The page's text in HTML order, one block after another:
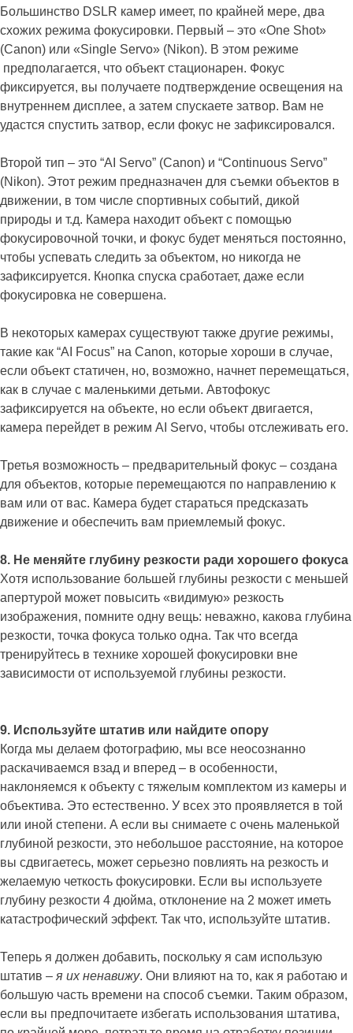
Большинство DSLR камер имеет, по крайней мере, два
схожих режима фокусировки. Первый – это «One Shot»
(Canon) или «Single Servo» (Nikon). В этом режиме
предполагается, что объект стационарен. Фокус
фиксируется, вы получаете подтверждение освещения на
внутреннем дисплее, а затем спускаете затвор. Вам не
удастся спустить затвор, если фокус не зафиксировался.
Второй тип – это “AI Servo” (Canon) и “Continuous Servo”
(Nikon). Этот режим предназначен для съемки объектов в
движении, в том числе спортивных событий, дикой
природы и т.д. Камера находит объект с помощью
фокусировочной точки, и фокус будет меняться постоянно,
чтобы успевать следить за объектом, но никогда не
зафиксируется. Кнопка спуска сработает, даже если
фокусировка не совершена.
В некоторых камерах существуют также другие режимы,
такие как “AI Focus” на Canon, которые хороши в случае,
если объект статичен, но, возможно, начнет перемещаться,
как в случае с маленькими детьми. Автофокус
зафиксируется на объекте, но если объект двигается,
камера перейдет в режим AI Servo, чтобы отслеживать его.
Третья возможность – предварительный фокус – создана
для объектов, которые перемещаются по направлению к
вам или от вас. Камера будет стараться предсказать
движение и обеспечить вам приемлемый фокус.
8. Не меняйте глубину резкости ради хорошего фокуса
Хотя использование большей глубины резкости с меньшей
апертурой может повысить «видимую» резкость
изображения, помните одну вещь: неважно, какова глубина
резкости, точка фокуса только одна. Так что всегда
тренируйтесь в технике хорошей фокусировки вне
зависимости от используемой глубины резкости.
9. Используйте штатив или найдите опору
Когда мы делаем фотографию, мы все неосознанно
раскачиваемся взад и вперед – в особенности,
наклоняемся к объекту с тяжелым комплектом из камеры и
объектива. Это естественно. У всех это проявляется в той
или иной степени. А если вы снимаете с очень маленькой
глубиной резкости, это небольшое расстояние, на которое
вы сдвигаетесь, может серьезно повлиять на резкость и
желаемую четкость фокусировки. Если вы используете
глубину резкости 4 дюйма, отклонение на 2 может иметь
катастрофический эффект. Так что, используйте штатив.
Теперь я должен добавить, поскольку я сам использую
штатив – я их ненавижу. Они влияют на то, как я работаю и
большую часть времени на способ съемки. Таким образом,
если вы предпочитаете избегать использования штатива,